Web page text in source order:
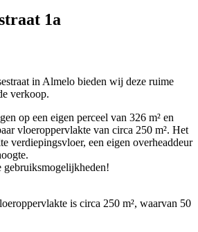
1a
in Almelo bieden wij deze ruime
verkoop.
op een eigen perceel van 326 m² en
vloeroppervlakte van circa 250 m². Het
verdiepingsvloer, een eigen overheaddeur
is circa 250 m², waarvan 50